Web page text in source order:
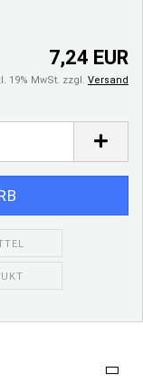
7,24 EUR
19% MwSt. zzgl. Versand